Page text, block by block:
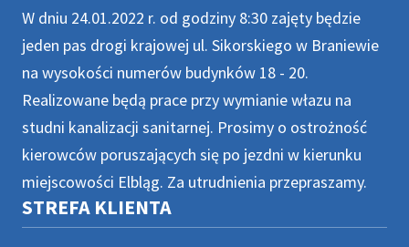
W dniu 24.01.2022 r. od godziny 8:30 zajęty będzie
jeden pas drogi krajowej ul. Sikorskiego w Braniewie
na wysokości numerów budynków 18 - 20.
Realizowane będą prace przy wymianie włazu na
studni kanalizacji sanitarnej. Prosimy o ostrożność
kierowców poruszających się po jezdni w kierunku
miejscowości Elbląg. Za utrudnienia przepraszamy.
STREFA KLIENTA